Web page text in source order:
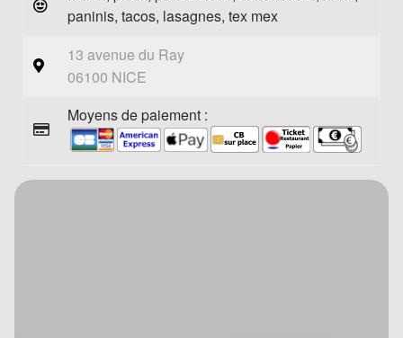
paninis, tacos, lasagnes, tex mex
13 avenue du Ray
06100 NICE
Moyens de paiement :